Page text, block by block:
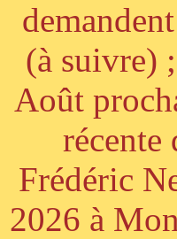
(à suivre)
Août
récente
Frédéric
2026 à